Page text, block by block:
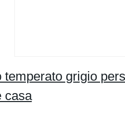
temperato grigio
casa